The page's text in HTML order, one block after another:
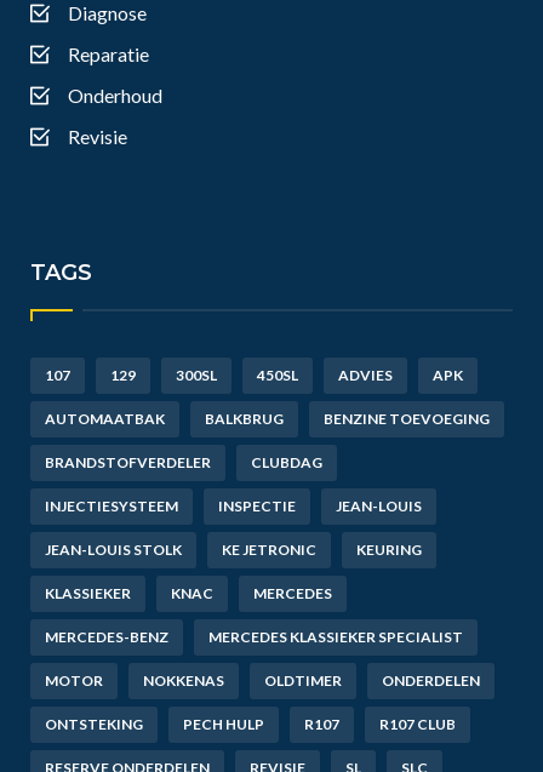
Diagnose
Reparatie
Onderhoud
Revisie
TAGS
107 129 300SL 450SL ADVIES APK
AUTOMAATBAK BALKBRUG BENZINE TOEVOEGING
BRANDSTOFVERDELER CLUBDAG
INJECTIESYSTEEM INSPECTIE JEAN-LOUIS
JEAN-LOUIS STOLK KE JETRONIC KEURING
KLASSIEKER KNAC MERCEDES
MERCEDES-BENZ MERCEDES KLASSIEKER SPECIALIST
MOTOR NOKKENAS OLDTIMER ONDERDELEN
ONTSTEKING PECH HULP R107 R107 CLUB
RESERVE ONDERDELEN REVISIE SL SLC